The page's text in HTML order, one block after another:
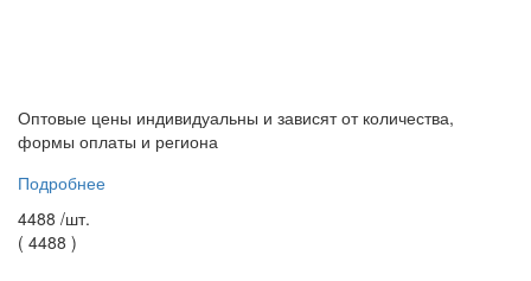
Оптовые цены индивидуальны и зависят от количества,
формы оплаты и региона
Подробнее
4488 /шт.
( 4488 )